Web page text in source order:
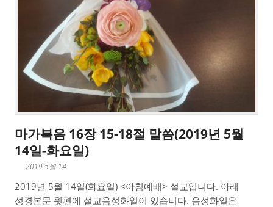
마가복음 16장 15-18절 말씀(2019년 5월
14일-화요일)
2019 5월 14
2019년 5월 14일(화요일) <아침예배> 설교입니다. 아래
성경본문 윗편에 설교음성화일이 있습니다. 음성화일은